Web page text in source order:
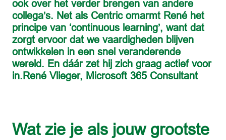
ook over het verder brengen van andere
collega’s. Net als Centric omarmt René het
principe van ‘continuous learning’, want dat
zorgt ervoor dat we vaardigheden blijven
ontwikkelen in een snel veranderende
wereld. En dáár zet hij zich graag actief voor
Wat zie je als jouw grootste